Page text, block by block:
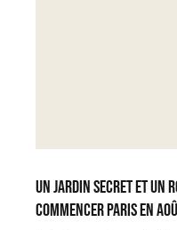
Un jardin secret et un
commencer Paris en